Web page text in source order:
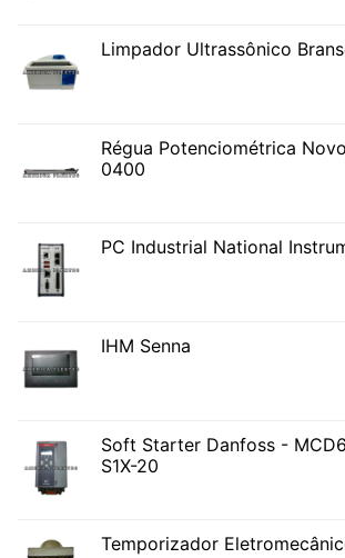
Limpador Ultrassônico
Régua Potenciométrica
0400
PC Industrial National
IHM Senna
Soft Starter Danfoss -
S1X-20
Temporizador